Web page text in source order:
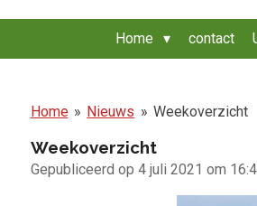
Home contact
Home » Nieuws » Weekoverzicht
Weekoverzicht
Gepubliceerd op 4 juli 2021 om